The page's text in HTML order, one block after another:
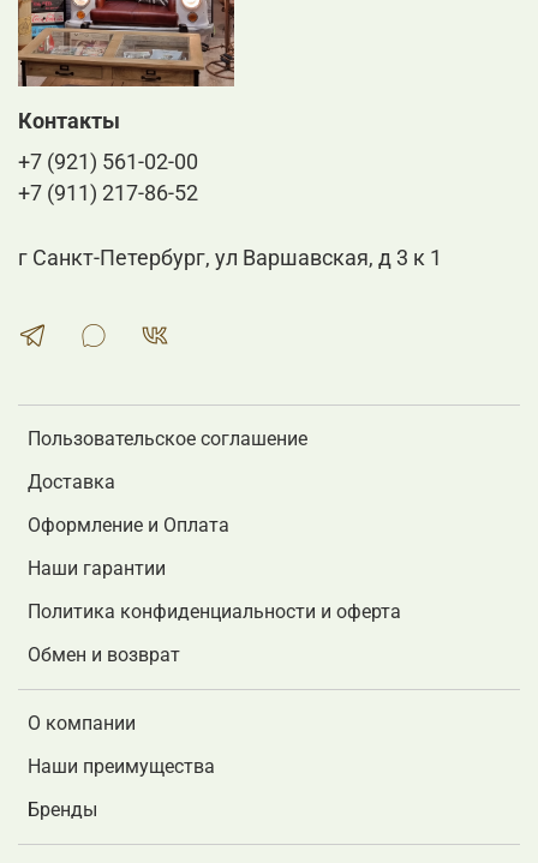
Пользовательское соглашение
Доставка
Оформление и Оплата
Наши гарантии
Политика конфиденциальности и оферта
Обмен и возврат
О компании
Наши преимущества
Бренды
Контакты
+7 (921) 561-02-00
+7 (911) 217-86-52
г Санкт-Петербург, ул Варшавская, д 3 к 1